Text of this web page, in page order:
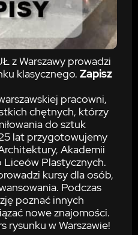
z Warszawy prowadzi
klasycznego. Zapisz
pracowni,
chętnych, którzy
do sztuk
lat przygotowujemy
Akademii
Plastycznych.
kursy dla osób,
Podczas
poznać innych
nowe znajomości.
rysunku w Warszawie!